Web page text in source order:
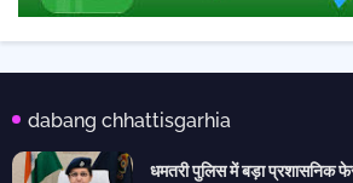
dabang chhattisgarhia
धमतरी पुलिस में बड़ा प्रशासनिक